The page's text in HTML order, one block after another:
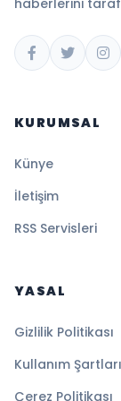
haberlerini
KURUMSAL
Künye
İletişim
RSS Servisleri
YASAL
Gizlilik Politikası
Kullanım Şartları
Çerez Politikası